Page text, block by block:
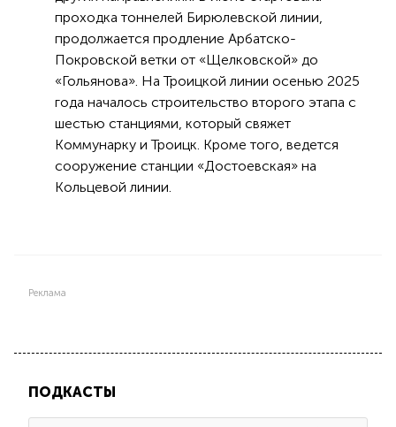
проходка тоннелей Бирюлевской линии,
продолжается продление Арбатско-
Покровской ветки от «Щелковской» до
«Гольянова». На Троицкой линии осенью 2025
года началось строительство второго этапа с
шестью станциями, который свяжет
Коммунарку и Троицк. Кроме того, ведется
сооружение станции «Достоевская» на
Кольцевой линии.
Реклама
ПОДКАСТЫ